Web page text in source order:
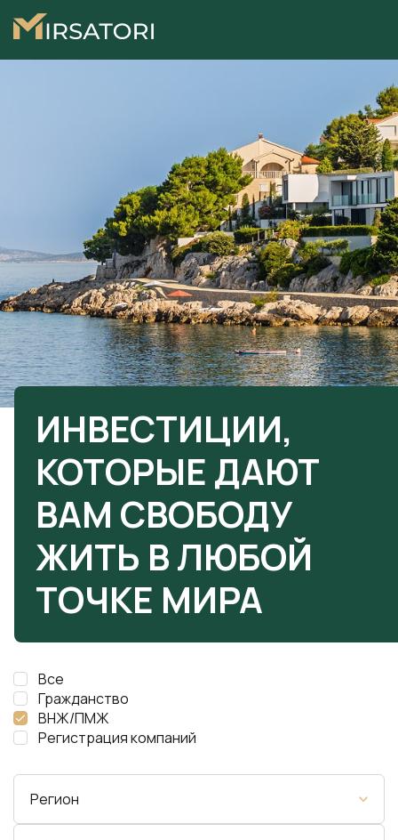
ИНВЕСТИЦИИ,
КОТОРЫЕ ДАЮТ
ВАМ СВОБОДУ
ЖИТЬ В ЛЮБОЙ
ТОЧКЕ МИРА
Все
Гражданство
ВНЖ/ПМЖ
Регистрация компаний
Регион